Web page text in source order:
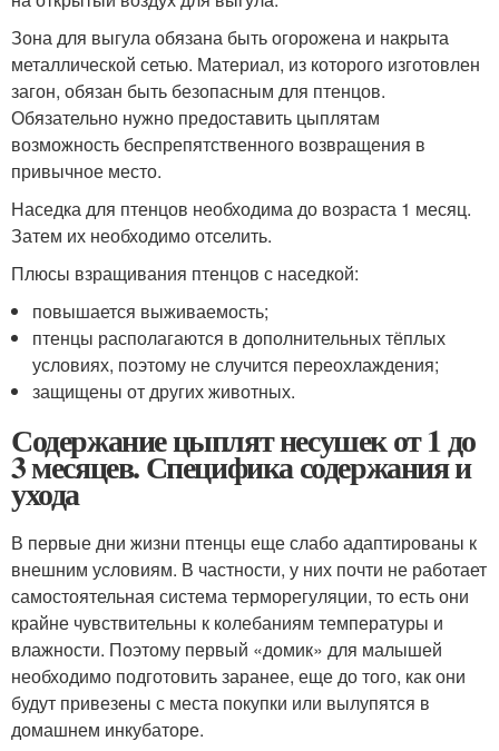
Зона для выгула обязана быть огорожена и накрыта
металлической сетью. Материал, из которого изготовлен
загон, обязан быть безопасным для птенцов.
Обязательно нужно предоставить цыплятам
возможность беспрепятственного возвращения в
привычное место.
Наседка для птенцов необходима до возраста 1 месяц.
Затем их необходимо отселить.
Плюсы взращивания птенцов с наседкой:
повышается выживаемость;
птенцы располагаются в дополнительных тёплых
условиях, поэтому не случится переохлаждения;
защищены от других животных.
Содержание цыплят несушек от 1 до
3 месяцев. Специфика содержания и
ухода
В первые дни жизни птенцы еще слабо адаптированы к
внешним условиям. В частности, у них почти не работает
самостоятельная система терморегуляции, то есть они
крайне чувствительны к колебаниям температуры и
влажности. Поэтому первый «домик» для малышей
необходимо подготовить заранее, еще до того, как они
будут привезены с места покупки или вылупятся в
домашнем инкубаторе.